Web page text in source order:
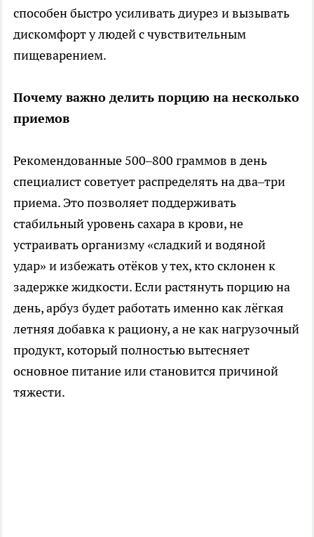
способен быстро усиливать диурез и вызывать
дискомфорт у людей с чувствительным
пищеварением.
Почему важно делить порцию на несколько
приемов
Рекомендованные 500–800 граммов в день
специалист советует распределять на два–три
приема. Это позволяет поддерживать
стабильный уровень сахара в крови, не
устраивать организму «сладкий и водяной
удар» и избежать отёков у тех, кто склонен к
задержке жидкости. Если растянуть порцию на
день, арбуз будет работать именно как лёгкая
летняя добавка к рациону, а не как нагрузочный
продукт, который полностью вытесняет
основное питание или становится причиной
тяжести.